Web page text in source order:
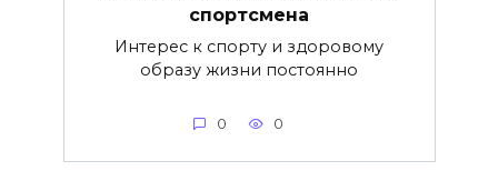
спортсмена
Интерес к спорту и здоровому
образу жизни постоянно
0 0